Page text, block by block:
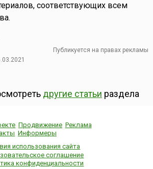
соответствующих всем
Публикуется на правах рекламы
другие статьи раздела
Продвижение Реклама
Информеры
использования сайта
соглашение
конфиденциальности